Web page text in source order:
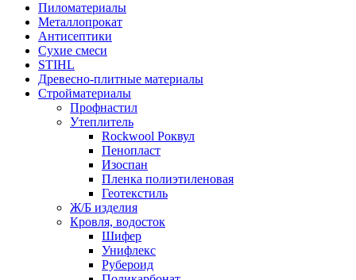
Пиломатериалы
Металлопрокат
Антисептики
Сухие смеси
STIHL
Древесно-плитные материалы
Стройматериалы
Профнастил
Утеплитель
Rockwool Роквул
Пенопласт
Изоспан
Пленка полиэтиленовая
Геотекстиль
Ж/Б изделия
Кровля, водосток
Шифер
Унифлекс
Рубероид